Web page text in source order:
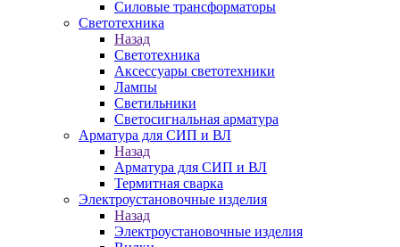
Силовые трансформаторы
Светотехника
Назад
Светотехника
Аксессуары светотехники
Лампы
Светильники
Светосигнальная арматура
Арматура для СИП и ВЛ
Назад
Арматура для СИП и ВЛ
Термитная сварка
Электроустановочные изделия
Назад
Электроустановочные изделия